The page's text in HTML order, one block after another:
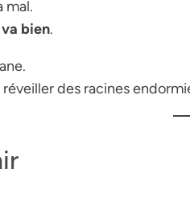
mal.
bien.
des racines